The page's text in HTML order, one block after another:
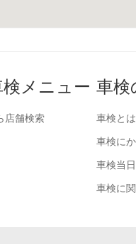
メニュー
店舗検索
車検
車検とは
車検に
車検当
車検に